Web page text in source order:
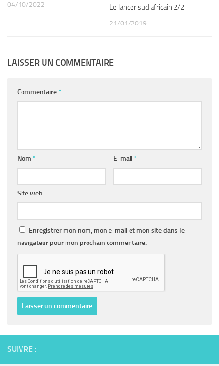
04/10/2022 Le lancer sud africain 2/2
21/01/2019
LAISSER UN COMMENTAIRE
Commentaire *
Nom * E-mail *
Site web
Enregistrer mon nom, mon e-mail et mon site dans le
navigateur pour mon prochain commentaire.
SUIVRE :